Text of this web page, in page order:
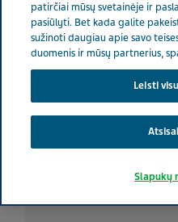
5 netikėti
migrenos
patirčiai mūsų svetainėje ir
pasiūlyti. Bet kada galite
sužinoti daugiau apie savo
duomenis ir mūsų partnerius,
Leisti
Slapukų